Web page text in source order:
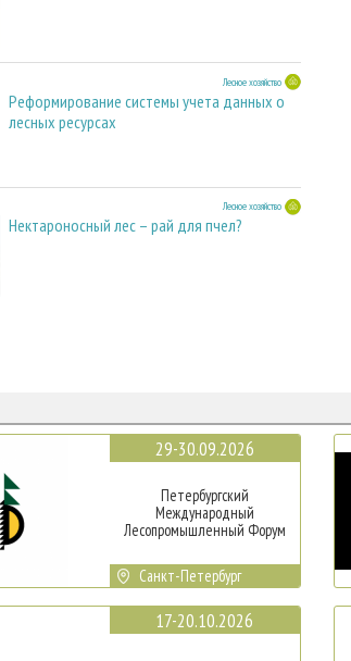
Лесное хозяйство
Реформирование системы учета данных о
лесных ресурсах
Лесное хозяйство
Нектароносный лес – рай для пчел?
29-30.09.2026
Петербургский
Международный
Лесопромышленный Форум
Санкт-Петербург
17-20.10.2026